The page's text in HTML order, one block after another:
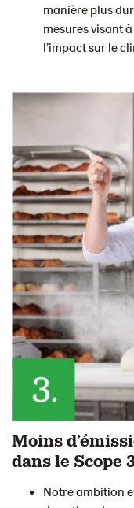
manière plus
mesures visant
l’impact sur le
Moins
dans le Scope
Notre ambition